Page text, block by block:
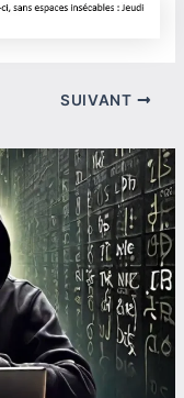
SUIVANT